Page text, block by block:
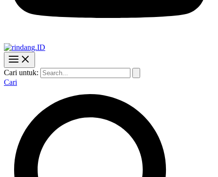
Cari untuk:
Cari